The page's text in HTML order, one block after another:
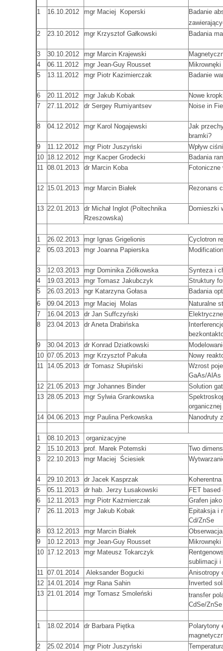
1 16.10.2012 mgr Maciej Koperski
Badanie
2
23.10.2012 mgr Krzysztof Gałkowski Badania
3 30.10.2012 mgr Marcin Krajewski
4
06.11.2012 mgr Jean-Guy Rousset
5
13.11.2012 mgr Piotr Kazimierczak Badanie
6 20.11.2012 mgr Jakub Kobak
Nowe
7
27.11.2012 dr Sergey Rumiyantsev Noise in
8 04.12.2012 mgr Karol Nogajewski
Jak
bramki?
9
11.12.2012 mgr Piotr Juszyński
Wpływ
10 18.12.2012 mgr Kacper Grodecki
Badania
11 08.01.2013 dr Marcin Koba Fotoniczne
12 15.01.2013 mgr Marcin Białek Rezonans
13 22.01.2013
dr Michał Inglot (Poltechnika
Rzeszowska)
Domieszki
1 26.02.2013 mgr Ignas Grigelionis
Cyclotron
2
05.03.2013 mgr Joanna Papierska
3 12.03.2013 mgr Dominika Ziólkowska
Synteza i
4
19.03.2013 mgr Tomasz Jakubczyk
Struktury
5
26.03.2013 ngr Katarzyna Gołasa
Badania
6
09.04.2013 mgr Maciej Molas
Naturalne
7
16.04.2013 dr Jan Suffczyński
8
23.04.2013 dr Aneta Drabińska
9
30.04.2013 dr Konrad Dziatkowski
10 07.05.2013 mgr Krzysztof Pakuła
Nowy
11 14.05.2013 dr Tomasz Słupiński
Wzrost
GaAs/AlAs
12 21.05.2013 mgr Johannes Binder
Solution
13 28.05.2013 mgr Sylwia Grankowska
organicznej
14 04.06.2013 mgr Paulina Perkowska Nanodruty
1 08.10.2013
organizacyjne
2
15.10.2013 prof. Marek Potemski
Two
3
22.10.2013 mgr Maciej Ściesiek
4 29.10.2013 dr Jacek Kasprzak
5
05.11.2013 dr hab. Jerzy Łusakowski
FET based
6
12.11.2013 mgr Piotr Każmierczak
Grafen
7
26.11.2013 mgr Jakub Kobak
Epitaksja i
Cd/ZnSe
8
03.12.2013 mgr Marcin Białek
9
10.12.2013 mgr Jean-Guy Rousset
10 17.12.2013 mgr Mateusz Tokarczyk
sublimacji i
11 07.01.2014 Aleksander Bogucki
Anisotropy
12 14.01.2014 mgr Rana Sahin
Inverted
13 21.01.2014 mgr Tomasz Smoleński
transfer
CdSe/ZnSe
1 18.02.2014 dr Barbara Piętka
Polarytony
2
25.02.2014 mgr Piotr Juszyński